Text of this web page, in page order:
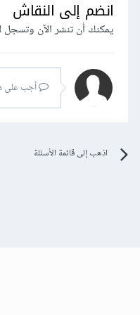
انضم إلى النقاش
يمكنك أن تنشر الآن وتسجل
أجب على
اذهب إلى قائمة الأسئلة